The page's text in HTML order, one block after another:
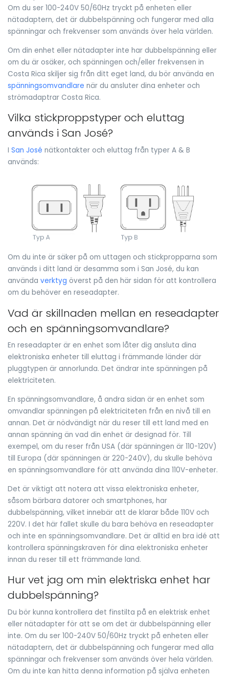
Om du ser 100-240V 50/60Hz tryckt på enheten eller
nätadaptern, det är dubbelspänning och fungerar med alla
spänningar och frekvenser som används över hela världen.
Om din enhet eller nätadapter inte har dubbelspänning eller
om du är osäker, och spänningen och/eller frekvensen in
Costa Rica skiljer sig från ditt eget land, du bör använda en
spänningsomvandlare när du ansluter dina enheter och
strömadaptrar Costa Rica.
Vilka stickproppstyper och eluttag
används i San José?
I San José nätkontakter och eluttag från typer A & B
används:
Om du inte är säker på om uttagen och stickpropparna som
används i ditt land är desamma som i San José, du kan
använda verktyg överst på den här sidan för att kontrollera
om du behöver en reseadapter.
Vad är skillnaden mellan en reseadapter
och en spänningsomvandlare?
En reseadapter är en enhet som låter dig ansluta dina
elektroniska enheter till eluttag i främmande länder där
pluggtypen är annorlunda. Det ändrar inte spänningen på
elektriciteten.
En spänningsomvandlare, å andra sidan är en enhet som
omvandlar spänningen på elektriciteten från en nivå till en
annan. Det är nödvändigt när du reser till ett land med en
annan spänning än vad din enhet är designad för. Till
exempel, om du reser från USA (där spänningen är 110-120V)
till Europa (där spänningen är 220-240V), du skulle behöva
en spänningsomvandlare för att använda dina 110V-enheter.
Det är viktigt att notera att vissa elektroniska enheter,
såsom bärbara datorer och smartphones, har
dubbelspänning, vilket innebär att de klarar både 110V och
220V. I det här fallet skulle du bara behöva en reseadapter
och inte en spänningsomvandlare. Det är alltid en bra idé att
kontrollera spänningskraven för dina elektroniska enheter
innan du reser till ett främmande land.
Hur vet jag om min elektriska enhet har
dubbelspänning?
Du bör kunna kontrollera det finstilta på en elektrisk enhet
eller nätadapter för att se om det är dubbelspänning eller
inte. Om du ser 100-240V 50/60Hz tryckt på enheten eller
nätadaptern, det är dubbelspänning och fungerar med alla
spänningar och frekvenser som används över hela världen.
Om du inte kan hitta denna information på själva enheten